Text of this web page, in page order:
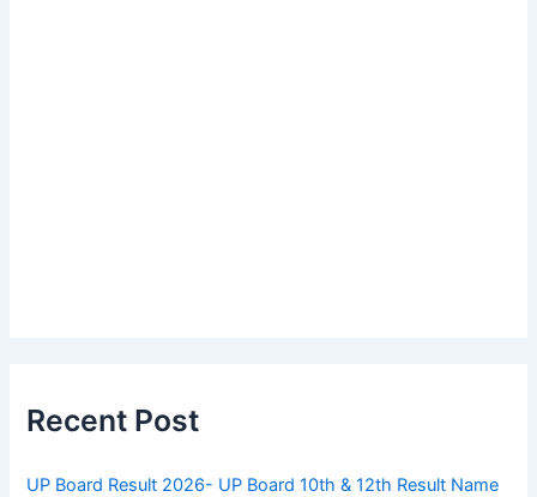
Recent Post
UP Board Result 2026- UP Board 10th & 12th Result Name